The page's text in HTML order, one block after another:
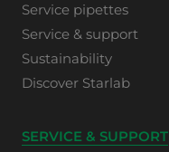
Service pipettes
Service & support
Sustainability
Discover Starlab
SERVICE & SUPPORT